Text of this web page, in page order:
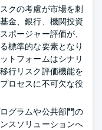
クの考慮が市場を刺
金、銀行、機関投資
ポージャー評価が、
標準的な要素となり
トフォームはシナリ
行リスク評価機能を
ロセスに不可欠な役
グラムや公共部門の
スソリューションへ